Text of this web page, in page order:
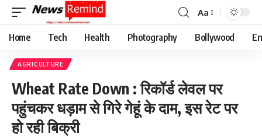
Font
Resizer
Aa
Home Tech Health Photography Bollywood
AGRICULTURE
Wheat Rate Down : रिकॉर्ड लेवल पर
पहुंचकर धड़ाम से गिरे गेहूं के दाम, इस रेट पर
हो रही बिक्री